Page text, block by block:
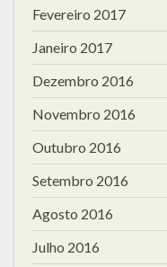
Fevereiro 2017
Janeiro 2017
Dezembro 2016
Novembro 2016
Outubro 2016
Setembro 2016
Agosto 2016
Julho 2016